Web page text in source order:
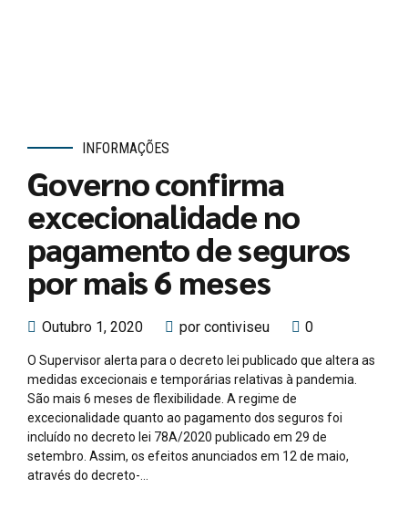
INFORMAÇÕES
Governo confirma
excecionalidade no
pagamento de seguros
por mais 6 meses
Outubro 1, 2020 por contiviseu 0
O Supervisor alerta para o decreto lei publicado que altera as
medidas excecionais e temporárias relativas à pandemia.
São mais 6 meses de flexibilidade. A regime de
excecionalidade quanto ao pagamento dos seguros foi
incluído no decreto lei 78A/2020 publicado em 29 de
setembro. Assim, os efeitos anunciados em 12 de maio,
através do decreto-...